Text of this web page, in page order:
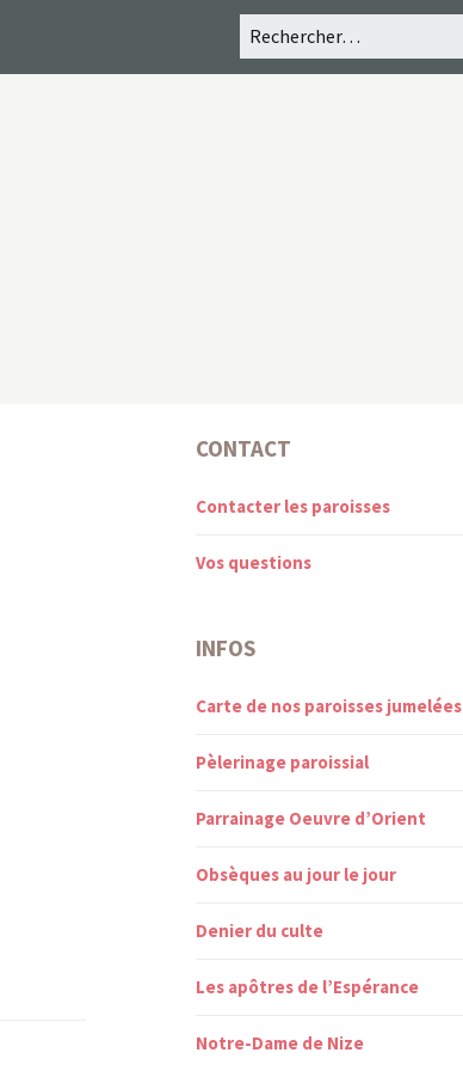
CONTACT
Contacter les paroisses
Vos questions
INFOS
Carte de nos paroisses jumelées
Pèlerinage paroissial
Parrainage Oeuvre d’Orient
Obsèques au jour le jour
Denier du culte
Les apôtres de l’Espérance
Notre-Dame de Nize